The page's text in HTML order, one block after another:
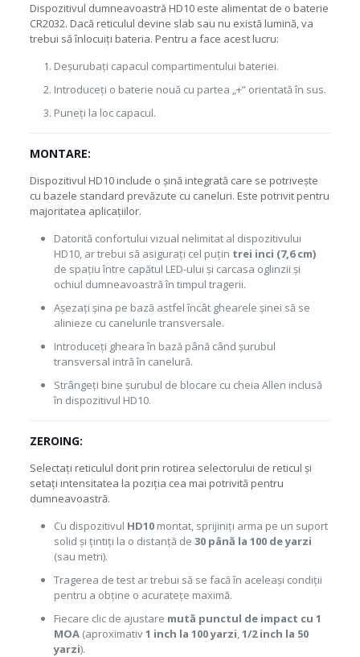
Dispozitivul dumneavoastră HD10 este alimentat de o baterie
CR2032. Dacă reticulul devine slab sau nu există lumină, va
trebui să înlocuiți bateria. Pentru a face acest lucru:
Deșurubați capacul compartimentului bateriei.
Introduceți o baterie nouă cu partea „+” orientată în sus.
Puneți la loc capacul.
MONTARE:
Dispozitivul HD10 include o șină integrată care se potrivește
cu bazele standard prevăzute cu caneluri. Este potrivit pentru
majoritatea aplicațiilor.
Datorită confortului vizual nelimitat al dispozitivului
HD10, ar trebui să asigurați cel puțin trei inci (7,6 cm)
de spațiu între capătul LED-ului și carcasa oglinzii și
ochiul dumneavoastră în timpul tragerii.
Așezați șina pe bază astfel încât ghearele șinei să se
alinieze cu canelurile transversale.
Introduceți gheara în bază până când șurubul
transversal intră în canelură.
Strângeți bine șurubul de blocare cu cheia Allen inclusă
în dispozitivul HD10.
ZEROING:
Selectați reticulul dorit prin rotirea selectorului de reticul și
setați intensitatea la poziția cea mai potrivită pentru
dumneavoastră.
Cu dispozitivul HD10montat, sprijiniți arma pe un suport
solid și țintiți la o distanță de 30 până la 100 de yarzi
(sau metri).
Tragerea de test ar trebui să se facă în aceleași condiții
pentru a obține o acuratețe maximă.
Fiecare clic de ajustare mută punctul de impact cu 1
MOA(aproximativ1 inch la 100 yarzi,1/2 inch la 50
yarzi).